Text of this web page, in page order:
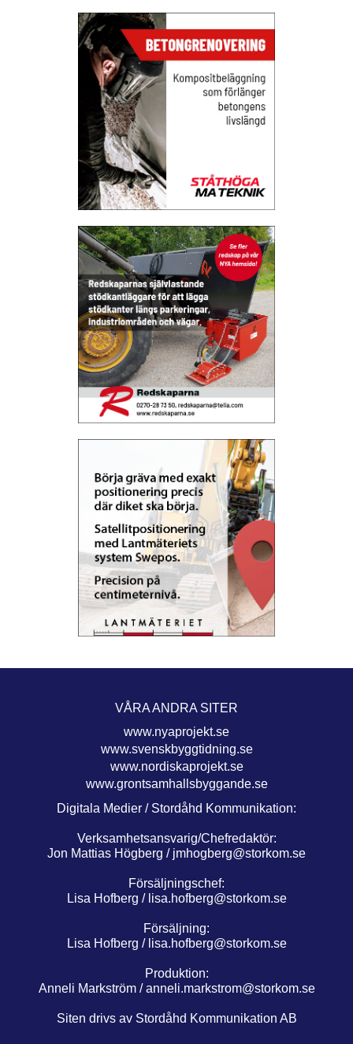
VÅRA ANDRA SITER
www.nyaprojekt.se
www.svenskbyggtidning.se
www.nordiskaprojekt.se
www.grontsamhallsbyggande.se
Digitala Medier / Stordåhd Kommunikation:
Verksamhetsansvarig/Chefredaktör:
Jon Mattias Högberg / jmhogberg@storkom.se
Försäljningschef:
Lisa Hofberg / lisa.hofberg@storkom.se
Försäljning:
Lisa Hofberg / lisa.hofberg@storkom.se
Produktion:
Anneli Markström /anneli.markstrom@storkom.se
Siten drivs av Stordåhd Kommunikation AB